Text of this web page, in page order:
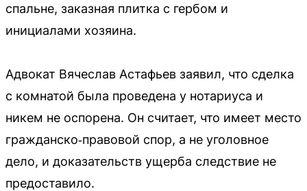
спальне, заказная плитка с гербом и
инициалами хозяина.
Адвокат Вячеслав Астафьев заявил, что сделка
с комнатой была проведена у нотариуса и
никем не оспорена. Он считает, что имеет место
гражданско‑правовой спор, а не уголовное
дело, и доказательств ущерба следствие не
предоставило.